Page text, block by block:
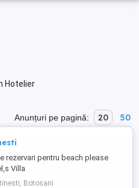
Hotelier
Anunțuri pe pagină: 20 50
rezervari pentru beach please
Villa
Botosani